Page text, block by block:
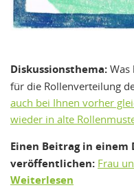
Diskussionsthema: Was
für die Rollenverteilung
auch bei Ihnen vorher
wieder in alte
Einen Beitrag in einem
veröffentlichen: Frau
Weiterlesen